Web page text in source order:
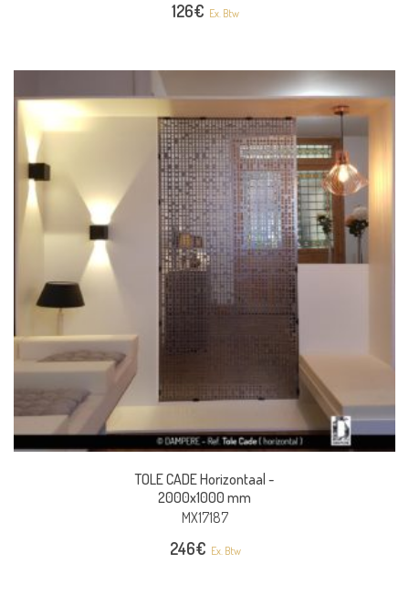
126€ Ex. Btw
TOLE CADE Horizontaal -
2000x1000 mm
MX17187
246€ Ex. Btw